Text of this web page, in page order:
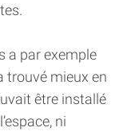
a par exemple
trouvé mieux en
être installé
ni